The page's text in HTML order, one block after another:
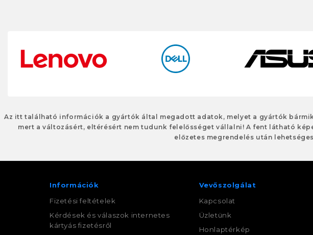
Az itt található információk a gyártók által megadott adatok, melyet a gyártók
mert a változásért, eltérésért nem tudunk felelősséget vállalni! A fent látható
előzetes megrendelés után
Információk
Fizetési feltételek
Kérdések és válaszok internetes
kártyás fizetésről
Vevőszolgálat
Kapcsolat
Üzletünk
Honlaptérkép